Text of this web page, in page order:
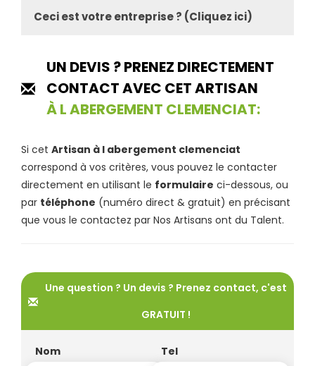
Ceci est votre entreprise ? (Cliquez ici)
UN DEVIS ? PRENEZ DIRECTEMENT
CONTACT AVEC CET ARTISAN
À L ABERGEMENT CLEMENCIAT:
Si cet Artisan à l abergement clemenciat
correspond à vos critères, vous pouvez le contacter
directement en utilisant le formulaire ci-dessous, ou
par téléphone (numéro direct & gratuit) en précisant
que vous le contactez par Nos Artisans ont du Talent.
Une question ? Un devis ? Prenez contact, c'est
GRATUIT !
Nom Tel